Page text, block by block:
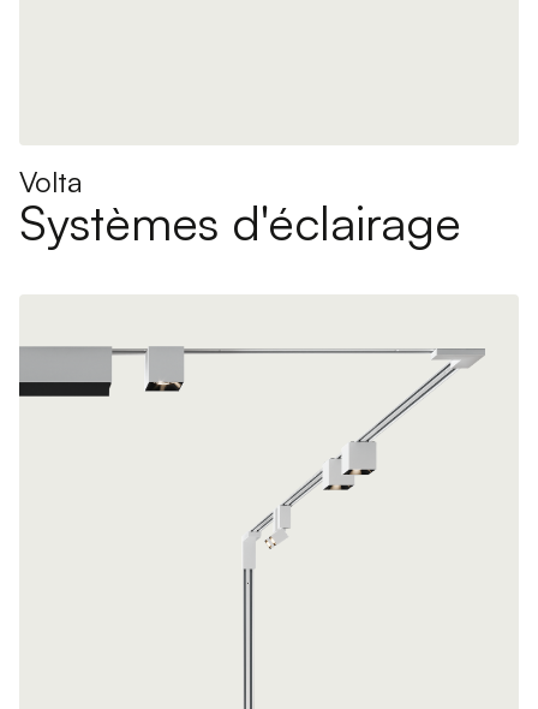
Volta
Systèmes d'éclairage